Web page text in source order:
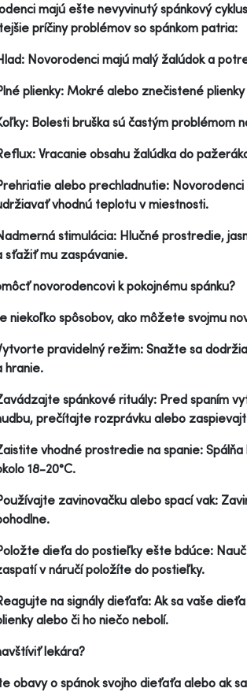
majú ešte nevyvinutý spánkový
príčiny problémov so spánkom patria:
Novorodenci majú malý žalúdok a
plienky: Mokré alebo znečistené
Bolesti bruška sú častým problémom
Vracanie obsahu žalúdka do
alebo prechladnutie:
vhodnú teplotu v miestnosti.
stimulácia: Hlučné prostredie,
sťažiť mu zaspávanie.
novorodencovi k pokojnému spánku?
niekoľko spôsobov, ako môžete svojmu
pravidelný režim: Snažte sa
hranie.
spánkové rituály: Pred spaním
prečítajte rozprávku alebo
vhodné prostredie na spanie:
18-20°C.
zavinovačku alebo spací vak:
dieťa do postieľky ešte bdúce:
v náručí položíte do postieľky.
na signály dieťaťa: Ak sa vaše
alebo či ho niečo nebolí.
lekára?
obavy o spánok svojho dieťaťa alebo ak